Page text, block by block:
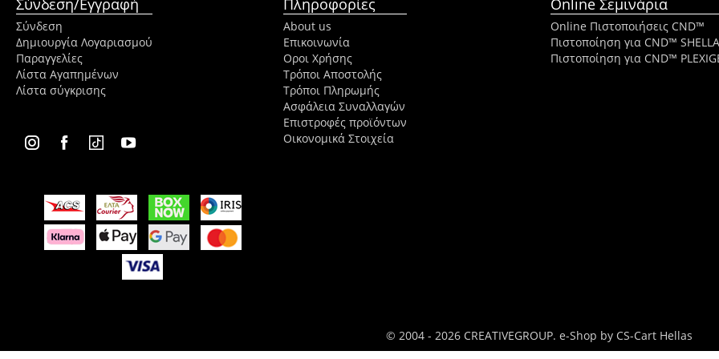
Σύνδεση/Εγγραφή
Σύνδεση
Δημιουργία Λογαριασμού
Παραγγελίες
Λίστα Αγαπημένων
Λίστα σύγκρισης
Πληροφορίες
About us
Επικοινωνία
Οροι Χρήσης
Τρόποι Αποστολής
Τρόποι Πληρωμής
Ασφάλεια Συναλλαγών
Επιστροφές προϊόντων
Οικονομικά Στοιχεία
Online Σεμινάρια
Online Πιστοποιήσεις CND™
Πιστοποίηση για CND™
Πιστοποίηση για CND™
© 2004 - 2026 CREATIVEGROUP. e-Shop by CS-Cart Hellas